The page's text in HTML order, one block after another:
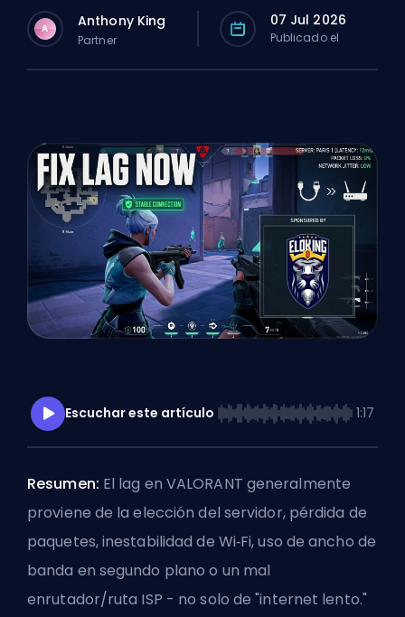
A Anthony King
Partner
07 Jul 2026
Publicado el
Escuchar este artículo 1:17
Resumen: El lag en VALORANT generalmente
proviene de la elección del servidor, pérdida de
paquetes, inestabilidad de Wi‑Fi, uso de ancho de
banda en segundo plano o un mal
enrutador/ruta ISP - no solo de "internet lento."